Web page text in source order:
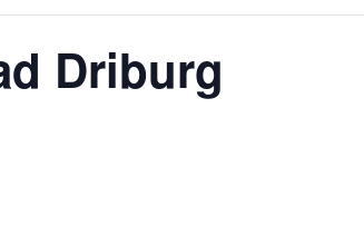
Driburg